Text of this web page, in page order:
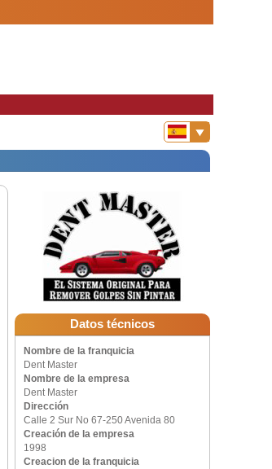
Datos técnicos
Nombre de la franquicia
Dent Master
Nombre de la empresa
Dent Master
Dirección
Calle 2 Sur No 67-250 Avenida 80
Creación de la empresa
1998
Creacion de la franquicia